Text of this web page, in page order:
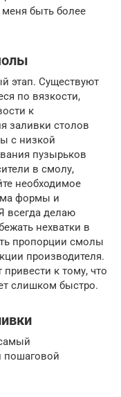
быть более
этап. Существуют
по вязкости,
к
заливки столов
с низкой
пузырьков
в смолу,
необходимое
формы и
всегда делаю
нехватки в
пропорции смолы
производителя.
к тому, что
слишком быстро.
пошаговой